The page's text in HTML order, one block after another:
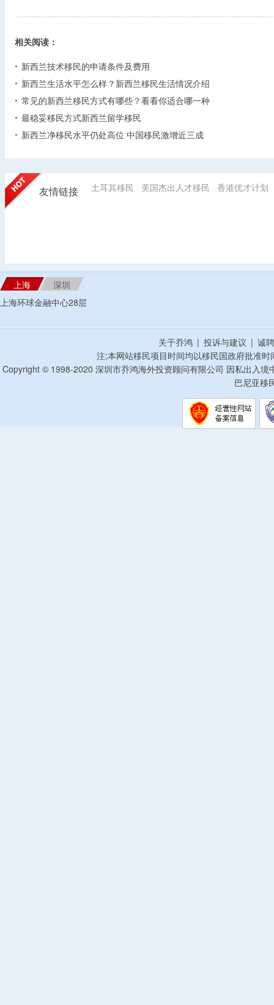
相关阅读：
新西兰技术移民的申请条件及费用
新西兰生活水平怎么样？新西兰移民生活情况介绍
常见的新西兰移民方式有哪些？看看你适合哪一种
最稳妥移民方式新西兰留学移民
新西兰净移民水平仍处高位 中国移民激增近三成
友情链接 土耳其移民 美国杰出人才移民 香港优才计划
上海
深圳
上海环球金融中心28层
关于乔鸿 | 投诉与建议 | 诚
注;本网站移民项目时间均以移民国政府批准
Copyright © 1998-2020 深圳市乔鸿海外投资顾问有限公司 因私出入
巴尼亚移